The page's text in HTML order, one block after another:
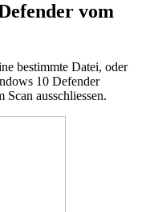
vom
bestimmte Datei, oder
10 Defender
Scan ausschliessen.